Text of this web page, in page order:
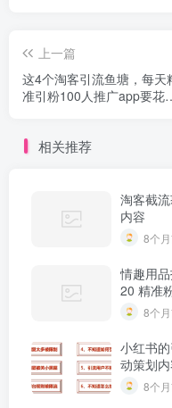
上一篇
这4个淘客引流鱼塘，每天
准引粉100人推广app要花
相关推荐
淘客截
内容
8个
情趣用
20 精准
产品8个
小红书
动策划
8个